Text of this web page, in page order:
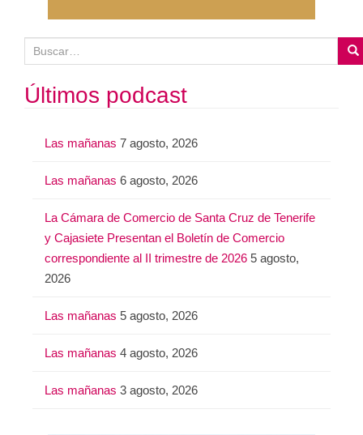
u
s
c
Últimos podcast
Las mañanas 7 agosto, 2026
Las mañanas 6 agosto, 2026
La Cámara de Comercio de Santa Cruz de Tenerife
y Cajasiete Presentan el Boletín de Comercio
correspondiente al II trimestre de 2026 5 agosto,
2026
Las mañanas 5 agosto, 2026
Las mañanas 4 agosto, 2026
Las mañanas 3 agosto, 2026